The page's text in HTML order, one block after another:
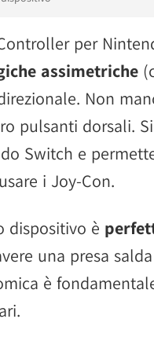
per
assimetriche
Non
pulsanti dorsali.
Switch e
i Joy-Con.
dispositivo è
una presa
è